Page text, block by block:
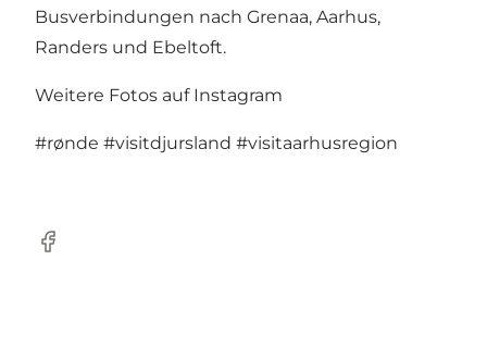
Busverbindungen nach Grenaa, Aarhus,
Randers und Ebeltoft.
Weitere Fotos auf Instagram
#rønde #visitdjursland #visitaarhusregion
Facebook